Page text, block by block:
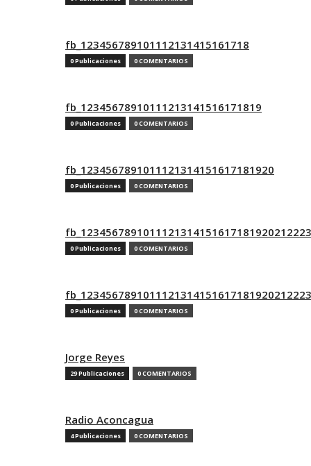
fb_123456789101112131415161718
0 Publicaciones 0 COMENTARIOS
fb_12345678910111213141516171819
0 Publicaciones 0 COMENTARIOS
fb_1234567891011121314151617181920
0 Publicaciones 0 COMENTARIOS
0 Publicaciones 0 COMENTARIOS
0 Publicaciones 0 COMENTARIOS
Jorge Reyes
29 Publicaciones 0 COMENTARIOS
Radio Aconcagua
4 Publicaciones 0 COMENTARIOS